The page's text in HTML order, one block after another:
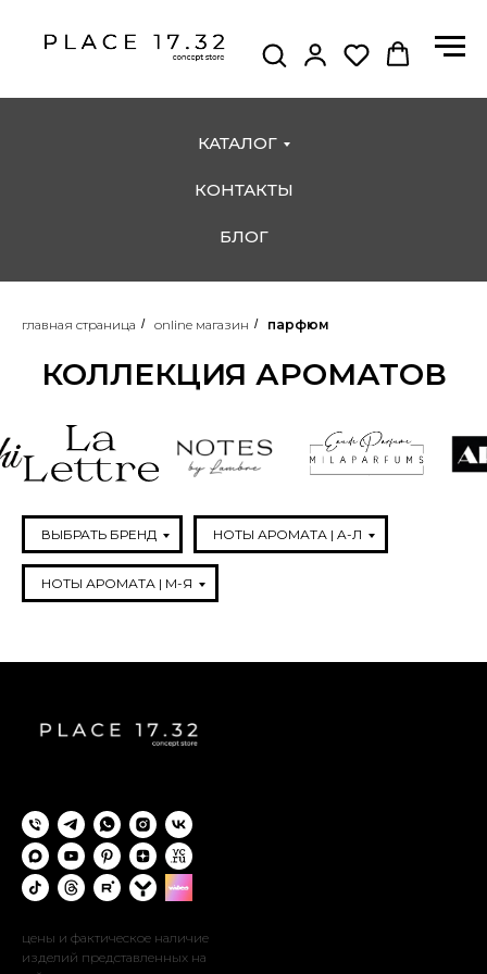
КАТАЛОГ
КОНТАКТЫ
БЛОГ
главная страница / online магазин / парфюм
КОЛЛЕКЦИЯ АРОМАТОВ
ВЫБРАТЬ БРЕНД НОТЫ АРОМАТА | A-Л
НОТЫ АРОМАТА | М-Я
цены и фактическое наличие
изделий представленных на